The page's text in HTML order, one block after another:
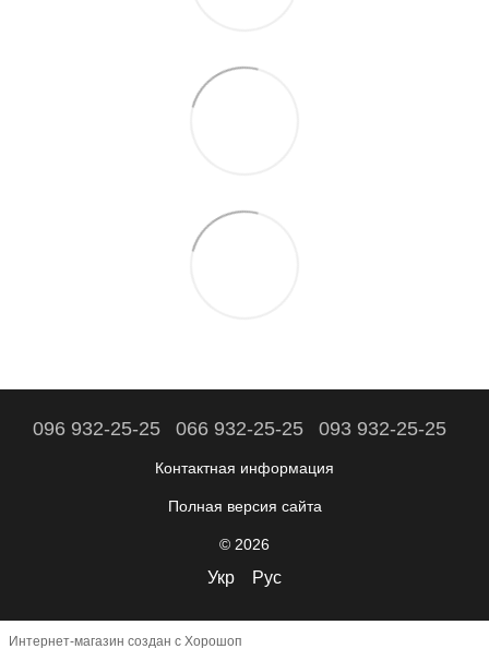
096 932-25-25 066 932-25-25 093 932-25-25
Контактная информация
Полная версия сайта
© 2026
Укр Рус
Интернет-магазин создан с Хорошоп